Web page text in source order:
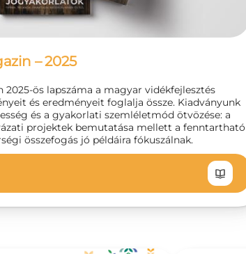
– 2025
2025-ös lapszáma a magyar vidékfejlesztés
és eredményeit foglalja össze. Kiadványunk
és a gyakorlati szemléletmód ötvözése: a
projektek bemutatása mellett a fenntartható
összefogás jó példáira fókuszálnak.